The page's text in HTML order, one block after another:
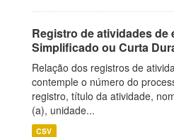
Registro de atividades de
Simplificado ou Curta
Relação dos registros de
contemple o número do
registro, título da atividade,
(a), unidade...
CSV